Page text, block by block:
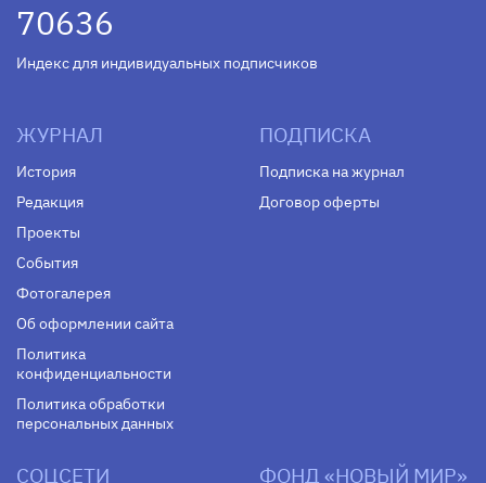
70636
Индекс для индивидуальных подписчиков
ЖУРНАЛ
История
Редакция
Проекты
События
Фотогалерея
Об оформлении сайта
Политика
конфиденциальности
Политика обработки
персональных данных
ПОДПИСКА
Подписка на журнал
Договор оферты
СОЦСЕТИ ФОНД «НОВЫЙ МИР»